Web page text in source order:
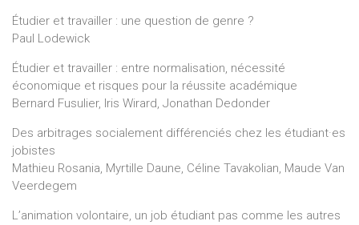
Étudier et travailler : une question de genre ?
Paul Lodewick
Étudier et travailler : entre normalisation, nécessité
économique et risques pour la réussite académique
Bernard Fusulier, Iris Wirard, Jonathan Dedonder
Des arbitrages socialement différenciés chez les étudiant·es
jobistes
Mathieu Rosania, Myrtille Daune, Céline Tavakolian, Maude Van
Veerdegem
L’animation volontaire, un job étudiant pas comme les autres